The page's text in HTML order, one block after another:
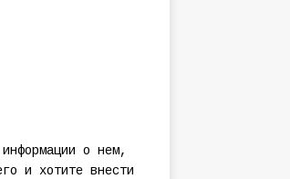
о нем,
и хотите внести